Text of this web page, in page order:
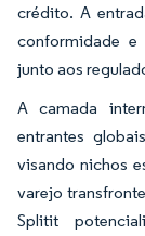
crédito. A
conformidade e
junto aos
A camada
entrantes
visando nichos
varejo
Splitit